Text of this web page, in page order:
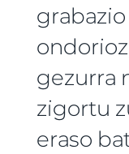
gezurra
zigortu
eraso